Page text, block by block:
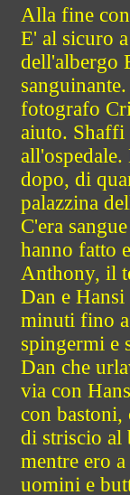
Alla fine
E' al sicuro
dell'albergo
fotografo
aiuto. Shaffi
dopo, di
palazzina
C'era
hanno fatto
Anthony, il
Dan e
minuti fino
spingermi e
Dan che
via con
con bastoni,
di striscio al
mentre ero
uomini e